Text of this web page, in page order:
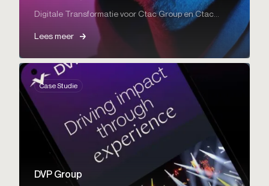
Digitale Transformatie voor Ctac Group en Ctac...
Lees meer
Case Studie
DVP Group